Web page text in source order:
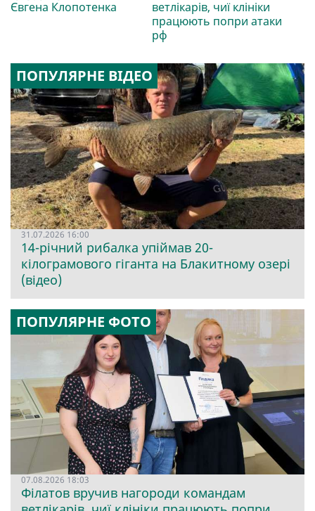
Євгена Клопотенка
ветлікарів, чиї клініки
працюють попри атаки
рф
ПОПУЛЯРНЕ ВІДЕО
31.07.2026 16:00
14-річний рибалка упіймав 20-
кілограмового гіганта на Блакитному озері
(відео)
ПОПУЛЯРНЕ ФОТО
07.08.2026 18:03
Філатов вручив нагороди командам